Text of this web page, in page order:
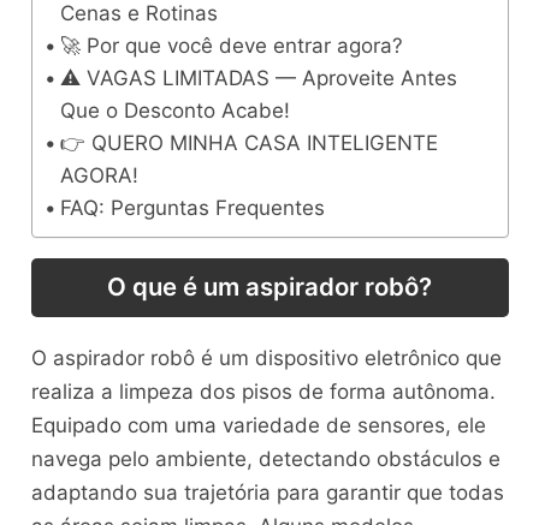
Cenas e Rotinas
🚀 Por que você deve entrar agora?
⚠️ VAGAS LIMITADAS — Aproveite Antes
Que o Desconto Acabe!
👉 QUERO MINHA CASA INTELIGENTE
AGORA!
FAQ: Perguntas Frequentes
O que é um aspirador robô?
O aspirador robô é um dispositivo eletrônico que
realiza a limpeza dos pisos de forma autônoma.
Equipado com uma variedade de sensores, ele
navega pelo ambiente, detectando obstáculos e
adaptando sua trajetória para garantir que todas